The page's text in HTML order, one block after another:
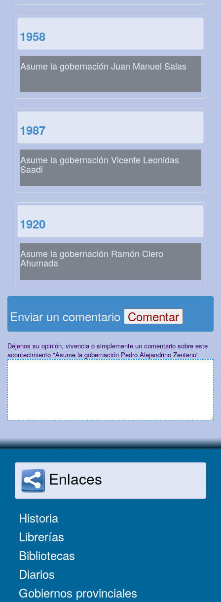
1958
Asume la gobernación Juan Manuel Salas
1987
Asume la gobernación Vicente Leonidas
Saadi
1920
Asume la gobernación Ramón Clero
Ahumada
Enviar un comentario
Déjenos su opinión, vivencia o simplemente un comentario sobre este
acontecimiento "Asume la gobernación Pedro Alejandrino Zenteno"
Enlaces
Historia
Librerías
Bibliotecas
Diarios
Gobiernos provinciales